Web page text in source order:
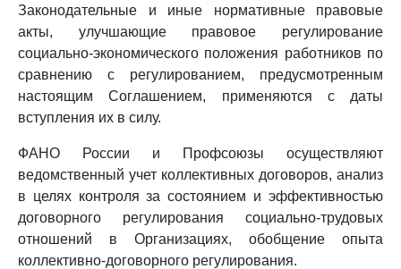
Законодательные и иные нормативные правовые
акты, улучшающие правовое регулирование
социально-экономического положения работников по
сравнению с регулированием, предусмотренным
настоящим Соглашением, применяются с даты
вступления их в силу.
ФАНО России и Профсоюзы осуществляют
ведомственный учет коллективных договоров, анализ
в целях контроля за состоянием и эффективностью
договорного регулирования социально-трудовых
отношений в Организациях, обобщение опыта
коллективно-договорного регулирования.